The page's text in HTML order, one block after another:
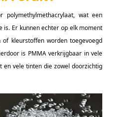
polymethylmethacrylaat, wat een
is. Er kunnen echter op elk moment
kleurstoffen worden toegevoegd
is PMMA verkrijgbaar in vele
en vele tinten die zowel doorzichtig